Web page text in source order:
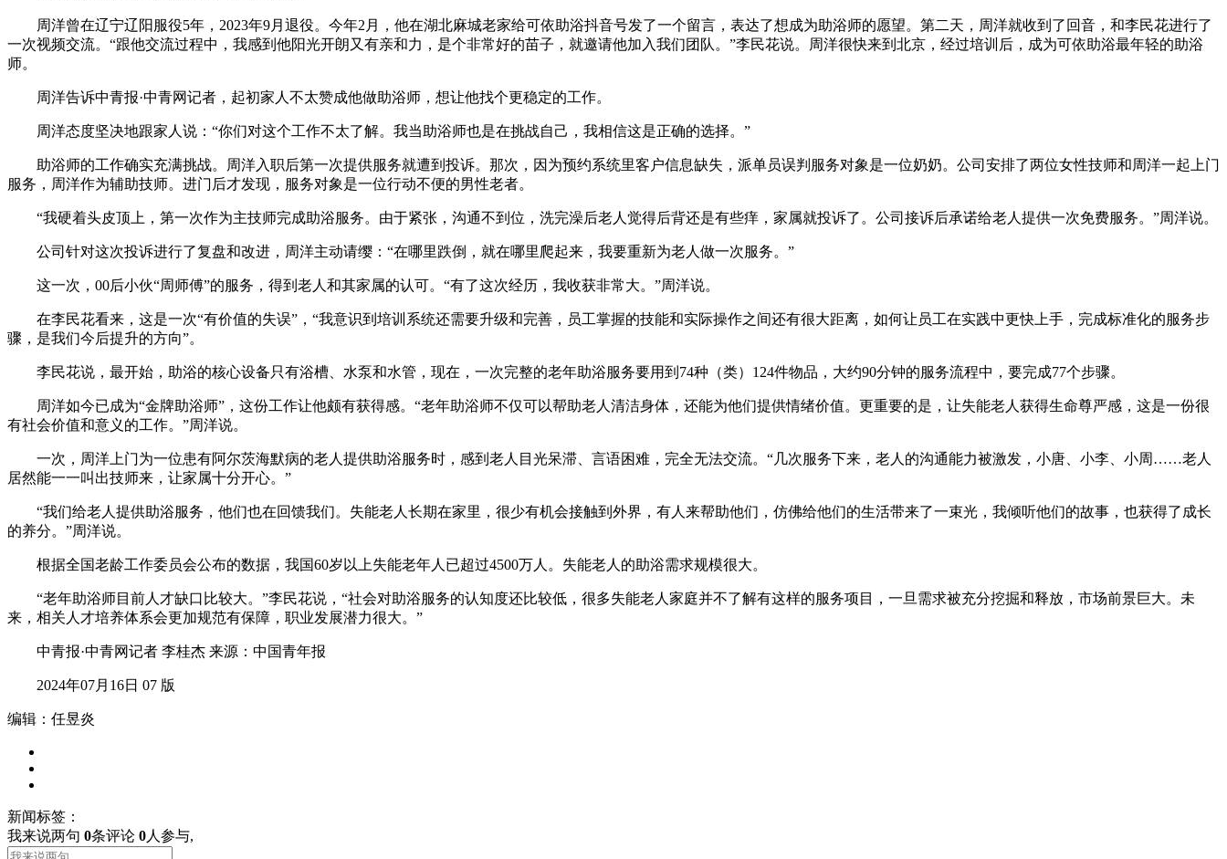
周洋曾在辽宁辽阳服役5年，2023年9月退役。今年2月，他在湖北麻城老家给可依助浴抖音号发了一个留言，表达了想成为助浴师的愿望。第二天，周洋就收到了回音，和李民花进行了
一次视频交流。“跟他交流过程中，我感到他阳光开朗又有亲和力，是个非常好的苗子，就邀请他加入我们团队。”李民花说。周洋很快来到北京，经过培训后，成为可依助浴最年轻的助浴
师。
周洋告诉中青报·中青网记者，起初家人不太赞成他做助浴师，想让他找个更稳定的工作。
周洋态度坚决地跟家人说：“你们对这个工作不太了解。我当助浴师也是在挑战自己，我相信这是正确的选择。”
助浴师的工作确实充满挑战。周洋入职后第一次提供服务就遭到投诉。那次，因为预约系统里客户信息缺失，派单员误判服务对象是一位奶奶。公司安排了两位女性技师和周洋一起上门
服务，周洋作为辅助技师。进门后才发现，服务对象是一位行动不便的男性老者。
“我硬着头皮顶上，第一次作为主技师完成助浴服务。由于紧张，沟通不到位，洗完澡后老人觉得后背还是有些痒，家属就投诉了。公司接诉后承诺给老人提供一次免费服务。”周洋说。
公司针对这次投诉进行了复盘和改进，周洋主动请缨：“在哪里跌倒，就在哪里爬起来，我要重新为老人做一次服务。”
这一次，00后小伙“周师傅”的服务，得到老人和其家属的认可。“有了这次经历，我收获非常大。”周洋说。
在李民花看来，这是一次“有价值的失误”，“我意识到培训系统还需要升级和完善，员工掌握的技能和实际操作之间还有很大距离，如何让员工在实践中更快上手，完成标准化的服务步
骤，是我们今后提升的方向”。
李民花说，最开始，助浴的核心设备只有浴槽、水泵和水管，现在，一次完整的老年助浴服务要用到74种（类）124件物品，大约90分钟的服务流程中，要完成77个步骤。
周洋如今已成为“金牌助浴师”，这份工作让他颇有获得感。“老年助浴师不仅可以帮助老人清洁身体，还能为他们提供情绪价值。更重要的是，让失能老人获得生命尊严感，这是一份很
有社会价值和意义的工作。”周洋说。
一次，周洋上门为一位患有阿尔茨海默病的老人提供助浴服务时，感到老人目光呆滞、言语困难，完全无法交流。“几次服务下来，老人的沟通能力被激发，小唐、小李、小周……老人
居然能一一叫出技师来，让家属十分开心。”
“我们给老人提供助浴服务，他们也在回馈我们。失能老人长期在家里，很少有机会接触到外界，有人来帮助他们，仿佛给他们的生活带来了一束光，我倾听他们的故事，也获得了成长
的养分。”周洋说。
根据全国老龄工作委员会公布的数据，我国60岁以上失能老年人已超过4500万人。失能老人的助浴需求规模很大。
“老年助浴师目前人才缺口比较大。”李民花说，“社会对助浴服务的认知度还比较低，很多失能老人家庭并不了解有这样的服务项目，一旦需求被充分挖掘和释放，市场前景巨大。未
来，相关人才培养体系会更加规范有保障，职业发展潜力很大。”
中青报·中青网记者 李桂杰 来源：中国青年报
2024年07月16日 07 版
编辑：任昱炎
新闻标签：
我来说两句 0条评论 0人参与,